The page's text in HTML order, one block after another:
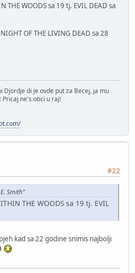
THE WOODS sa 19 tj. EVIL DEAD sa
OF THE LIVING DEAD sa 28
Djordje di je ovde put za Becej, ja mu
Pricaj ne's otici u raj!
#22
Smith"
THE WOODS sa 19 tj. EVIL
kad sa 22 godine snimis najbolji